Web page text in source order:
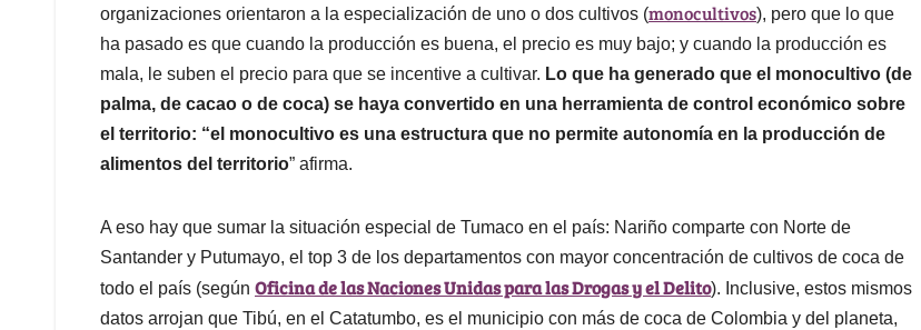
organizaciones orientaron a la especialización de uno o dos cultivos (monocultivos), pero que lo que
ha pasado es que cuando la producción es buena, el precio es muy bajo; y cuando la producción es
mala, le suben el precio para que se incentive a cultivar. Lo que ha generado que el monocultivo (de
palma, de cacao o de coca) se haya convertido en una herramienta de control económico sobre
el territorio: “el monocultivo es una estructura que no permite autonomía en la producción de
alimentos del territorio” afirma.
A eso hay que sumar la situación especial de Tumaco en el país: Nariño comparte con Norte de
Santander y Putumayo, el top 3 de los departamentos con mayor concentración de cultivos de coca de
todo el país (según Oficina de las Naciones Unidas para las Drogas y el Delito). Inclusive, estos mismos
datos arrojan que Tibú, en el Catatumbo, es el municipio con más de coca de Colombia y del planeta,